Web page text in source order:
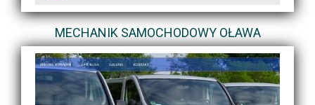
MECHANIK SAMOCHODOWY OŁAWA